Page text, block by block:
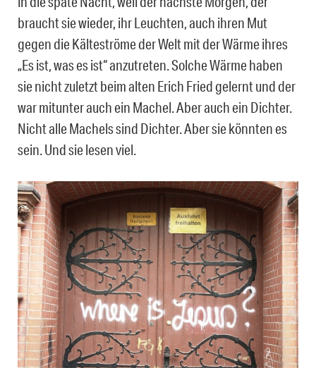
braucht sie wieder, ihr Leuchten, auch ihren Mut
gegen die Kälteströme der Welt mit der Wärme ihres
„Es ist, was es ist“ anzutreten. Solche Wärme haben
sie nicht zuletzt beim alten Erich Fried gelernt und der
war mitunter auch ein Machel. Aber auch ein Dichter.
Nicht alle Machels sind Dichter. Aber sie könnten es
sein. Und sie lesen viel.